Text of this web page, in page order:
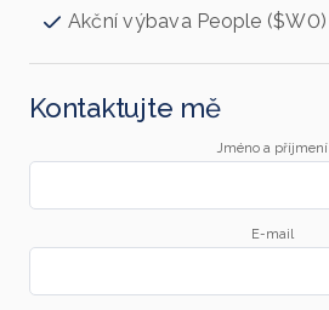
Akční výbava People ($W0)
Kontaktujte mě
Jméno a příjmení
E-mail